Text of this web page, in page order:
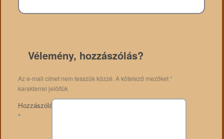
Vélemény, hozzászólás?
Az e-mail címet nem tesszük közzé. A kötelező mezőket*
karakterrel jelöltük
Hozzászólás
*